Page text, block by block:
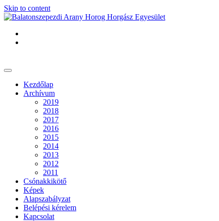
Skip to content
Kezdőlap
Archívum
2019
2018
2017
2016
2015
2014
2013
2012
2011
Csónakkikötő
Képek
Alapszabályzat
Belépési kérelem
Kapcsolat